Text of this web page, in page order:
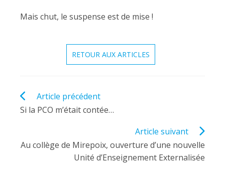
Mais chut, le suspense est de mise !
RETOUR AUX ARTICLES
Read
more
articles
Article précédent
Si la PCO m’était contée…
Article suivant
Au collège de Mirepoix, ouverture d’une nouvelle
Unité d’Enseignement Externalisée